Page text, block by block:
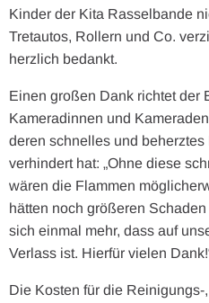
Kinder der Kita Rasselbande
Tretautos, Rollern und Co.
herzlich bedankt.
Einen großen Dank richtet der
Kameradinnen und
deren schnelles und
verhindert hat: „Ohne diese
wären die Flammen
hätten noch größeren
sich einmal mehr, dass auf
Verlass ist. Hierfür vielen
Die Kosten für die Reinigungs-